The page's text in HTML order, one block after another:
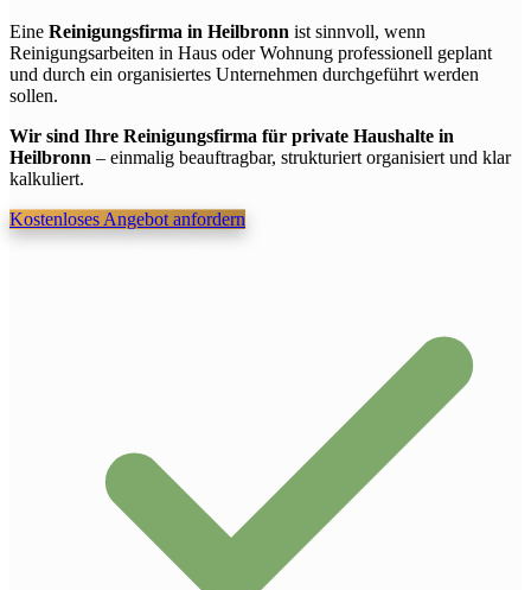
Eine Reinigungsfirma in Heilbronn ist sinnvoll, wenn
Reinigungsarbeiten in Haus oder Wohnung professionell geplant
und durch ein organisiertes Unternehmen durchgeführt werden
sollen.
Wir sind Ihre Reinigungsfirma für private Haushalte in
Heilbronn – einmalig beauftragbar, strukturiert organisiert und klar
kalkuliert.
Kostenloses Angebot anfordern